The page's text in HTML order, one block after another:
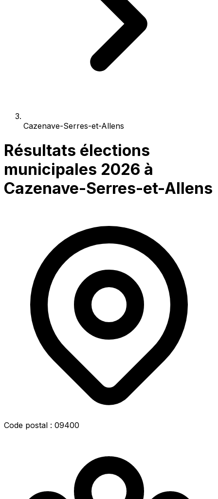
Cazenave-Serres-et-Allens
Résultats élections
municipales 2026 à
Cazenave-Serres-et-Allens
Code postal : 09400